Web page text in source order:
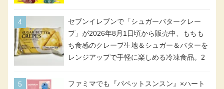
号・5号) / シャディクが全6種のクリアスタ
ンドになって登場!
セブンイレブンで「シュガーバタークレー
プ」が2026年8月1日頃から販売中、もちも
ち食感のクレープ生地＆シュガー＆バターを
レンジアップで手軽に楽しめる冷凍食品。2
ファミマでも『パペットスンスン』×ハート